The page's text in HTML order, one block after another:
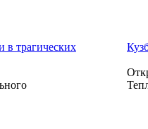
трагических